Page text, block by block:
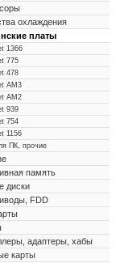
охлаждения
платы
1366
775
478
AM3
AM2
939
754
1156
ПК, прочие
память
диски
FDD
адаптеры, хабы
карты